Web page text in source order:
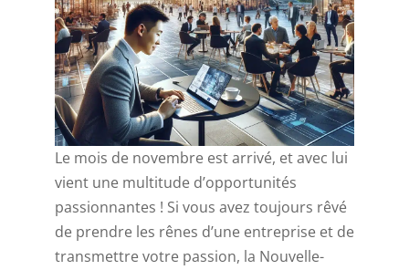
Le mois de novembre est arrivé, et avec lui
vient une multitude d’opportunités
passionnantes ! Si vous avez toujours rêvé
de prendre les rênes d’une entreprise et de
transmettre votre passion, la Nouvelle-